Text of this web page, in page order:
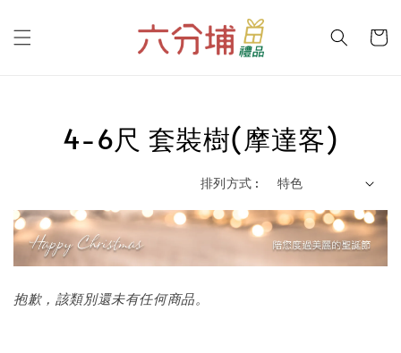
4-6尺 套裝樹(摩達客)
排列方式 :
抱歉，該類別還未有任何商品。